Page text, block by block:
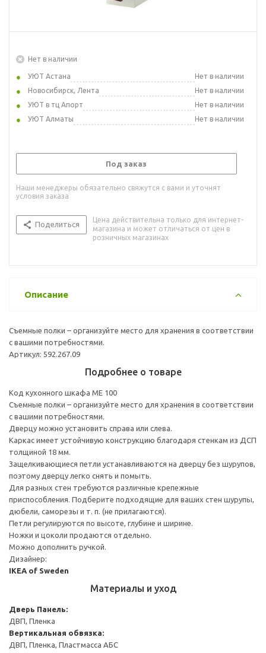
Нет в наличии
УЮТ Астана
Нет в наличии
Новосибирск, Лента
Нет в наличии
УЮТ в тц Апорт
Нет в наличии
УЮТ Алматы
Нет в наличии
Под заказ
Наши менеджеры обязательно свяжутся с вами и уточнят
условия заказа
Поделиться
Цена действительна только для интернет-
магазина и может отличаться от цен в
розничных магазинах
Описание
Съемные полки – организуйте место для хранения в соответствии
с вашими потребностями.
Артикул: 592.267.09
Подробнее о товаре
Код кухонного шкафа ME 100
Съемные полки – организуйте место для хранения в соответствии
с вашими потребностями.
Дверцу можно установить справа или слева.
Каркас имеет устойчивую конструкцию благодаря стенкам из ДСП
толщиной 18 мм.
Защелкивающиеся петли устанавливаются на дверцу без шурупов,
поэтому дверцу легко снять и помыть.
Для разных стен требуются различные крепежные
приспособления. Подберите подходящие для ваших стен шурупы,
дюбели, саморезы и т. п. (не прилагаются).
Петли регулируются по высоте, глубине и ширине.
Ножки и цоколи продаются отдельно.
Можно дополнить ручкой.
Дизайнер:
IKEA of Sweden
Материалы и уход
Дверь Панель:
ДВП, Пленка
Вертикальная обвязка:
ДВП, Пленка, Пластмасса АБС